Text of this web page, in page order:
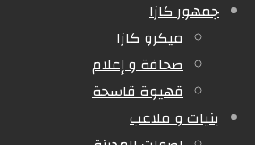
جمهور كازا
ميكرو كازا
صحافة و إعلام
قهيوة قاسحة
بنيات و ملاعب